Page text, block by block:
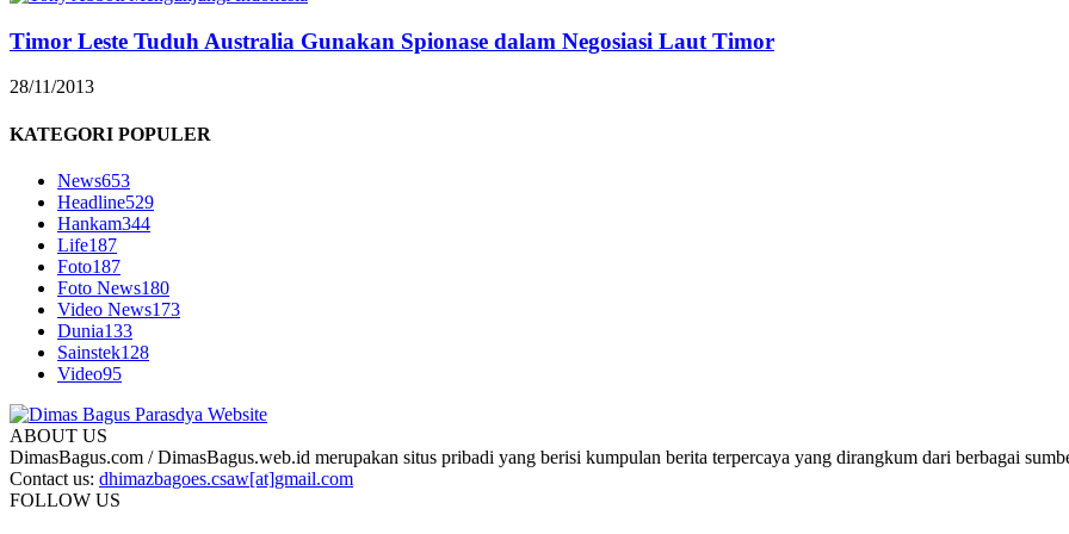
Timor Leste Tuduh Australia Gunakan Spionase dalam Negosiasi Laut Timor
28/11/2013
KATEGORI POPULER
News653
Headline529
Hankam344
Life187
Foto187
Foto News180
Video News173
Dunia133
Sainstek128
Video95
ABOUT US
DimasBagus.com / DimasBagus.web.id merupakan situs pribadi yang berisi kumpulan berita terpercaya yang dirangkum dari berbagai
Contact us: dhimazbagoes.csaw[at]gmail.com
FOLLOW US